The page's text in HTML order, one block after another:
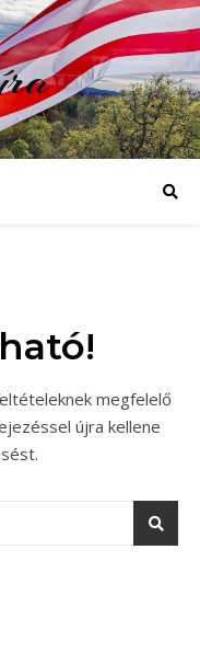
megfelelő
újra kellene